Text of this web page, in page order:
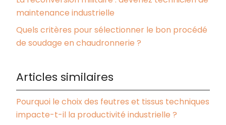
maintenance industrielle
Quels critères pour sélectionner le bon procédé
de soudage en chaudronnerie ?
Articles similaires
Pourquoi le choix des feutres et tissus techniques
impacte-t-il la productivité industrielle ?